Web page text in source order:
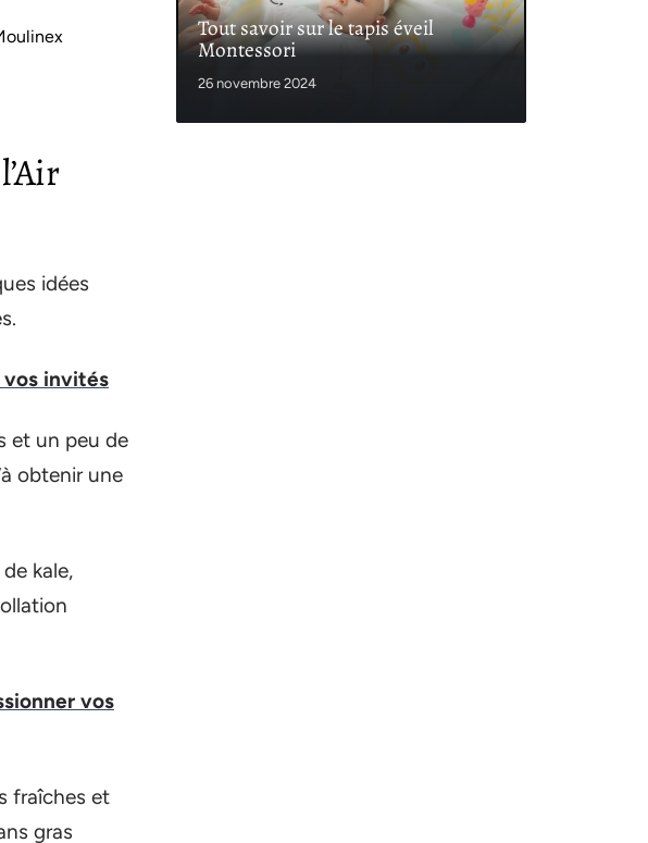
idées
vos invités
et un peu de
obtenir une
kale,
vos
fraîches et
gras
Tout savoir sur le tapis éveil
Montessori
26 novembre 2024